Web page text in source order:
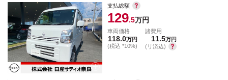
支払総額
129.5万円
車両価格
118.0万円
(税込 *10%)
諸費用
11.5万円
(リ済込)